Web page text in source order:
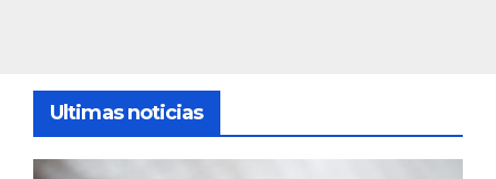
Ultimas noticias